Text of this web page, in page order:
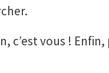
c’est vous ! Enfin,